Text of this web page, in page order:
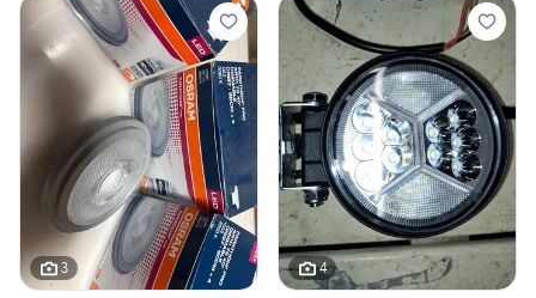
3 4